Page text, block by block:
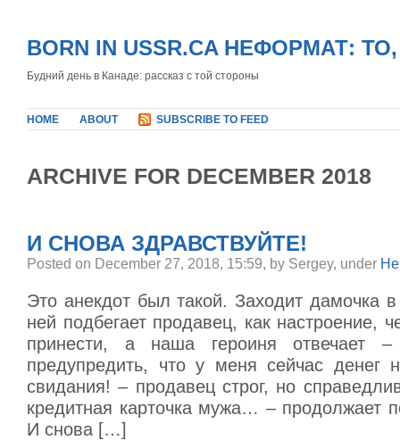
BORN IN USSR.CA НЕФОРМАТ:
Будний день в Канаде: рассказ с той стороны
HOME ABOUT SUBSCRIBE TO FEED
ARCHIVE FOR DECEMBER 2018
И СНОВА ЗДРАВСТВУЙТЕ!
Posted on December 27, 2018, 15:59, by Sergey, under
Это анекдот был такой. Заходит дамочка в
ней подбегает продавец, как настроение,
принести, а наша героиня отвечает –
предупредить, что у меня сейчас денег
свидания! – продавец строг, но
кредитная карточка мужа… – продолжает
И снова […]